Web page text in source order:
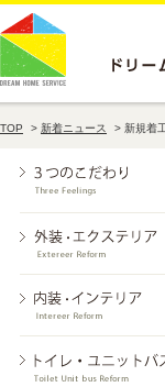
TOP > 新着ニュース > 新規着